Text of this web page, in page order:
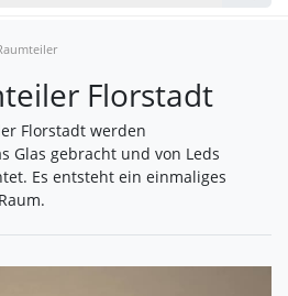
Florstadt
Florstadt werden
Glas gebracht und von Leds
Es entsteht ein einmaliges